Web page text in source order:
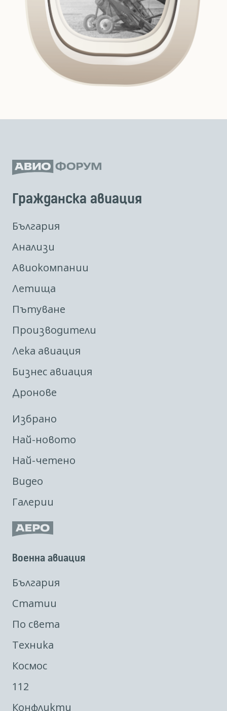
Гражданска авиация
България
Анализи
Авиокомпании
Летища
Пътуване
Производители
Лека авиация
Бизнес авиация
Дронове
Избрано
Най-новото
Най-четено
Видео
Галерии
Военна авиация
България
Статии
По света
Техника
Космос
112
Конфликти